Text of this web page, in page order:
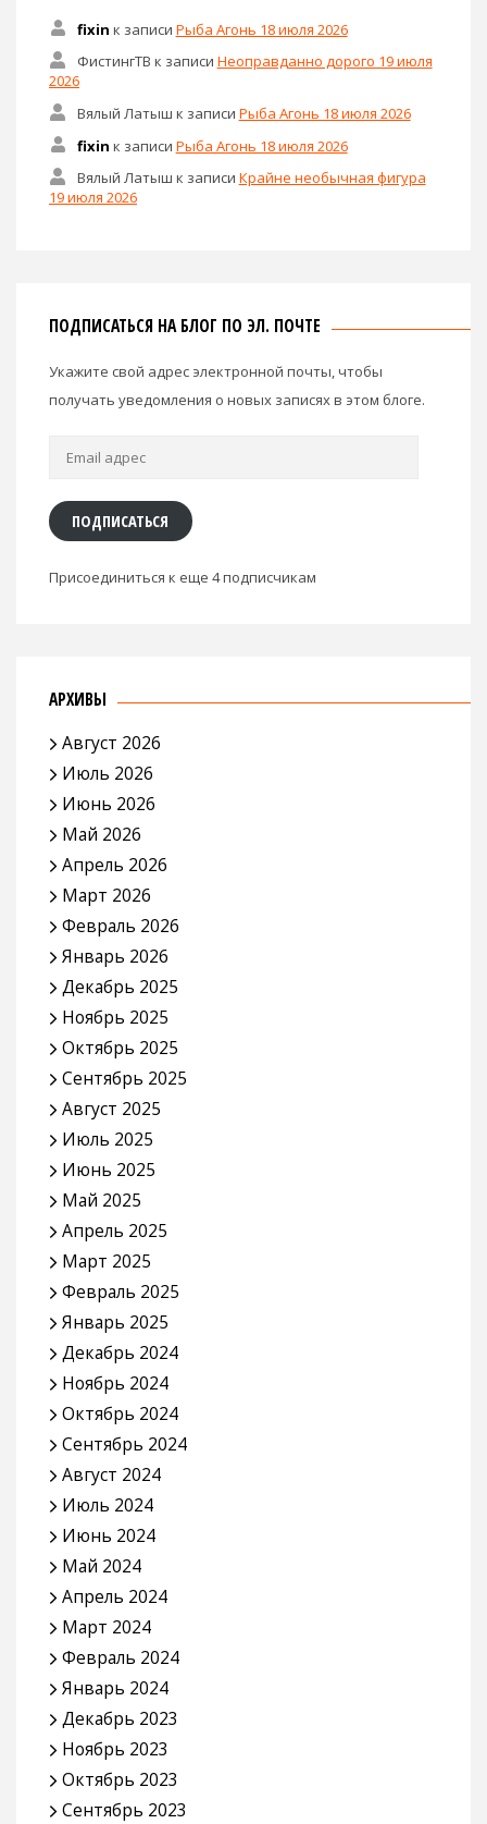
fixin к записи Рыба Агонь 18 июля 2026
ФистингТВ к записи Неоправданно дорого 19 июля
2026
Вялый Латыш к записи Рыба Агонь 18 июля 2026
fixin к записи Рыба Агонь 18 июля 2026
Вялый Латыш к записи Крайне необычная фигура
19 июля 2026
ПОДПИСАТЬСЯ НА БЛОГ ПО ЭЛ. ПОЧТЕ
Укажите свой адрес электронной почты, чтобы
получать уведомления о новых записях в этом блоге.
Email
ПОДПИСАТЬСЯ
Присоединиться к еще 4 подписчикам
АРХИВЫ
Август 2026
Июль 2026
Июнь 2026
Май 2026
Апрель 2026
Март 2026
Февраль 2026
Январь 2026
Декабрь 2025
Ноябрь 2025
Октябрь 2025
Сентябрь 2025
Август 2025
Июль 2025
Июнь 2025
Май 2025
Апрель 2025
Март 2025
Февраль 2025
Январь 2025
Декабрь 2024
Ноябрь 2024
Октябрь 2024
Сентябрь 2024
Август 2024
Июль 2024
Июнь 2024
Май 2024
Апрель 2024
Март 2024
Февраль 2024
Январь 2024
Декабрь 2023
Ноябрь 2023
Октябрь 2023
Сентябрь 2023